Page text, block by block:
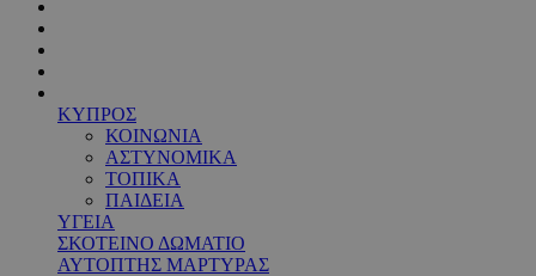
ΚΥΠΡΟΣ
ΚΟΙΝΩΝΙΑ
ΑΣΤΥΝΟΜΙΚΑ
ΤΟΠΙΚΑ
ΠΑΙΔΕΙΑ
ΥΓΕΙΑ
ΣΚΟΤΕΙΝΟ ΔΩΜΑΤΙΟ
ΑΥΤΟΠΤΗΣ ΜΑΡΤΥΡΑΣ